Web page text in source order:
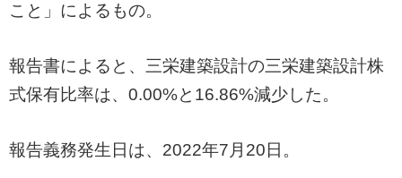
こと」によるもの。
報告書によると、三栄建築設計の三栄建築設計株
式保有比率は、0.00%と16.86%減少した。
報告義務発生日は、2022年7月20日。